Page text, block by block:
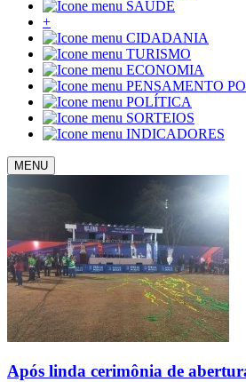
SAÚDE
+
CIDADANIA
TURISMO
ECONOMIA
PENSAMENTO
POLÍTICA
SORTEIOS
INDICADORES
MENU
Após linda cerimônia de